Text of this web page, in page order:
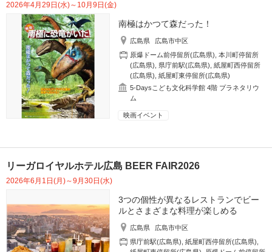
2026年4月29日(水)～10月9日(金)
南極はかつて森だった！
広島県
広島市中区
原爆ドーム前停留所(広島県) ,本川町停留所
(広島県)
県庁前駅(広島県) ,紙屋町西停留所
(広島県) ,紙屋町東停留所(広島県)
5-Daysこども文化科学館 4階 プラネタリウ
ム
映画イベント
リーガロイヤルホテル広島 BEER FAIR2026
2026年6月1日(月)～9月30日(水)
3つの個性が異なるレストランでビー
ルとさまざまな料理が楽しめる
広島県
広島市中区
県庁前駅(広島県) ,紙屋町西停留所(広島県)